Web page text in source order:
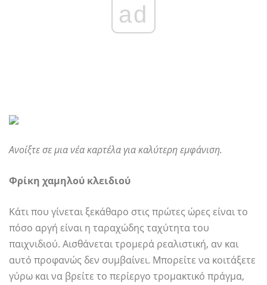
ad
Ανοίξτε σε μια νέα καρτέλα για καλύτερη εμφάνιση.
Φρίκη χαμηλού κλειδιού
Κάτι που γίνεται ξεκάθαρο στις πρώτες ώρες είναι το
πόσο αργή είναι η ταραχώδης ταχύτητα του
παιχνιδιού. Αισθάνεται τρομερά ρεαλιστική, αν και
αυτό προφανώς δεν συμβαίνει. Μπορείτε να κοιτάξετε
γύρω και να βρείτε το περίεργο τρομακτικό πράγμα,